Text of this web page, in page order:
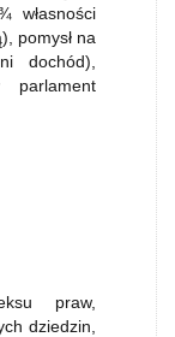
własności
pomysł na
dochód),
parlament
praw,
dziedzin,